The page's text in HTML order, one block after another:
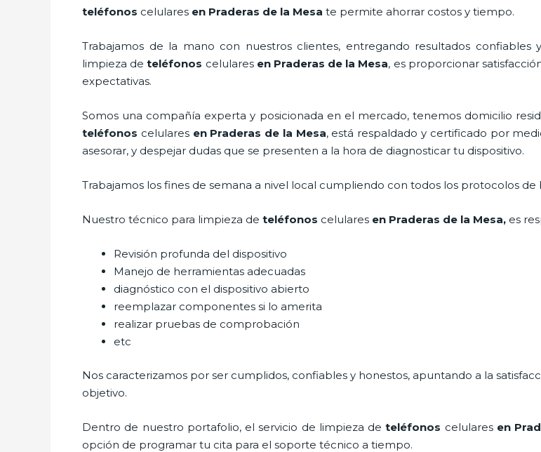
teléfonos celulares en Praderas de la Mesa te permite ahorrar costos y tiempo.
Trabajamos de la mano con nuestros clientes, entregando resultados
limpieza deteléfonos celularesen Praderas de la Mesa, es proporcionar
expectativas.
Somos una compañía experta y posicionada en el mercado, tenemos domicilio
teléfonos celularesen Praderas de la Mesa, está respaldado y certificado por
asesorar, y despejar dudas que se presenten a la hora de diagnosticar tu dispositivo.
Trabajamos los fines de semana a nivel local cumpliendo con todos los protocolos de
Nuestro técnico para limpieza de teléfonos celulares en Praderas de la Mesa, es
Revisión profunda del dispositivo
Manejo de herramientas adecuadas
diagnóstico con el dispositivo abierto
reemplazar componentes si lo amerita
realizar pruebas de comprobación
etc
Nos caracterizamos por ser cumplidos, confiables y honestos, apuntando a la
objetivo.
Dentro de nuestro portafolio, el servicio de limpieza deteléfonos celularesen
opción de programar tu cita para el soporte técnico a tiempo.